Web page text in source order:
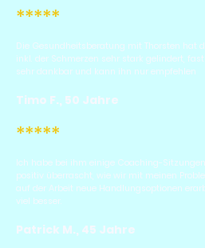
*****
Die Gesundheitsberatung mit Thorsten hat
inkl. der Schmerzen sehr stark gelindert,
sehr dankbar und kann ihn nur empfehlen
Timo F., 50 Jahre
*****
Ich habe bei ihm einige Coaching-
positiv überrascht, wie wir mit meinen
auf der Arbeit neue Handlungsoptionen
viel besser.
Patrick M., 45 Jahre